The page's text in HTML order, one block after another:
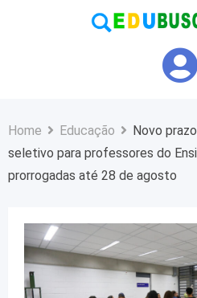
Home Educação
Novo
seletivo para professores do
prorrogadas até 28 de agosto